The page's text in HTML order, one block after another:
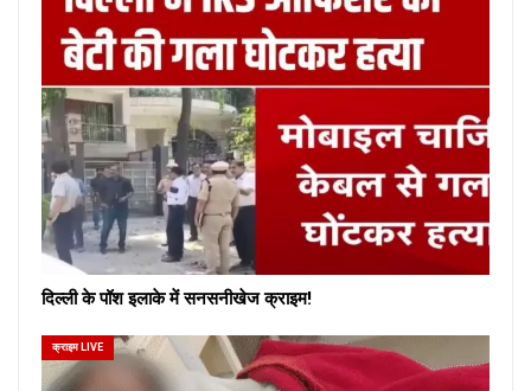
दिल्ली के पॉश इलाके में सनसनीखेज क्राइम!
क्राइम LIVE